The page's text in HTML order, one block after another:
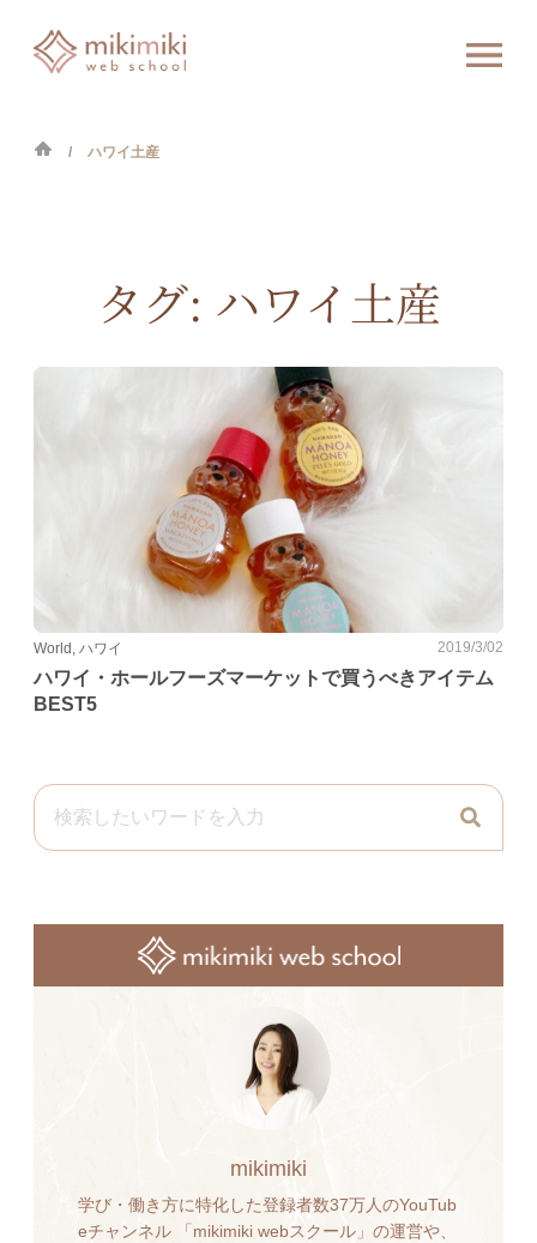
ハワイ土産
タグ: ハワイ土産
World, ハワイ 2019/3/02
ハワイ・ホールフーズマーケットで買うべきアイテム
BEST5
mikimiki
学び・働き方に特化した登録者数37万人のYouTub
eチャンネル 「mikimiki webスクール」の運営や、